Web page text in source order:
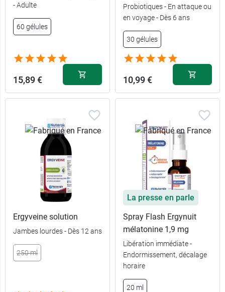
15
comprimés
comprimés
- Adulte
60 gélules
15,89 €
Probiotiques - En attaque ou
en voyage - Dès 6 ans
30 gélules
10,99 €
Ergyveine solution
Jambes lourdes - Dès 12 ans
250 ml
La presse en parle
Spray Flash Ergynuit
mélatonine 1,9 mg
Libération immédiate -
Endormissement, décalage
horaire
20 ml